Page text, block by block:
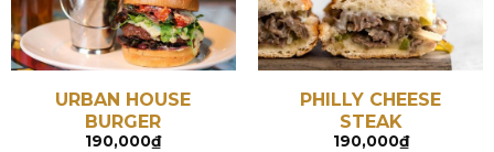
URBAN HOUSE
BURGER
190,000₫
PHILLY CHEESE
STEAK
190,000₫